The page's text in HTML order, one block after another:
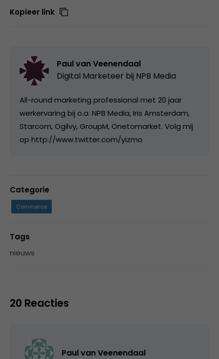
Kopieer link
Paul van Veenendaal
Digital Marketeer bij NPB Media
All-round marketing professional met 20 jaar
werkervaring bij o.a. NPB Media, Iris Amsterdam,
Starcom, Ogilvy, GroupM, Onetomarket. Volg mij
op http://www.twitter.com/yizmo
Categorie
Commerce
Tags
nieuws
20 Reacties
Paul van Veenendaal